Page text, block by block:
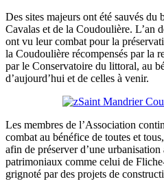
Des sites majeurs ont été sauvés du
Cavalas et de la Coudoulière. L’an
ont vu leur combat pour la
la Coudoulière récompensés par la
par le Conservatoire du littoral, au
d’aujourd’hui et de celles à venir.
Les membres de l’Association
combat au bénéfice de toutes et
afin de préserver d’une
patrimoniaux comme celui de
grignoté par des projets de